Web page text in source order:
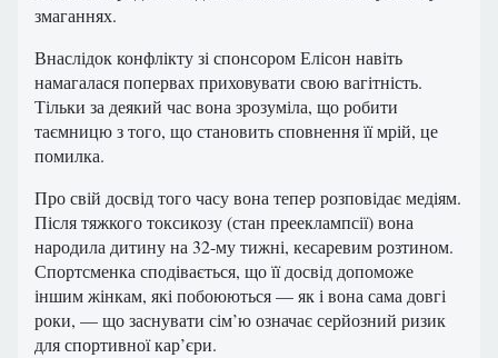
змаганнях.
Внаслідок конфлікту зі спонсором Елісон навіть
намагалася попервах приховувати свою вагітність.
Тільки за деякий час вона зрозуміла, що робити
таємницю з того, що становить сповнення її мрій, це
помилка.
Про свій досвід того часу вона тепер розповідає медіям.
Після тяжкого токсикозу (стан прееклампсії) вона
народила дитину на 32-му тижні, кесаревим розтином.
Спортсменка сподівається, що її досвід допоможе
іншим жінкам, які побоюються — як і вона сама довгі
роки, — що заснувати сім’ю означає серйозний ризик
для спортивної кар’єри.